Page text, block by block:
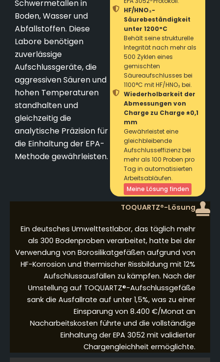
Schwermetallen in
Boden, Wasser und
Abfallstoffen. Diese
Labore benötigen
zuverlässige
Aufschlussgeräte, die
aggressiven Säuren und
hohen Temperaturen
standhalten und
gleichzeitig die
analytische Präzision für
die Einhaltung der EPA-
Methode gewährleisten.
HF/HNO₃-
Säurebeständigkeit
unter 1200°C
Behält seine strukturelle
Integrität nach mehr als
500 Zyklen eines
gemischten
Säureaufschlusses bei
1100°C mit HF/HNO₃ bei.
Wiederholbarkeit der
Abmessungen von
Charge zu Charge ±0,1
mm
Gewährleistet eine
gleichbleibende
Aufschlusseffizienz bei
mehr als 100 Proben pro
Tag in automatisierten
Arbeitsabläufen.
Meine Lösung finden
TOQUARTZ®-Lösung
Ein deutsches Umwelttestlabor, das täglich mehr
als 300 Bodenproben verarbeitet, hatte bei der
Verwendung von Borosilikatgefäßen aufgrund von
HF-Korrosion und thermischer Rissbildung mit 12%
Aufschlussausfällen zu kämpfen. Nach der
Umstellung auf TOQUARTZ®-Aufschlussgefäße
sank die Ausfallrate auf unter 1,5%, was zu einer
Einsparung von 8.400 €/Monat an
Nacharbeitskosten führte und die vollständige
Einhaltung der EPA 3052 mit validierter
Chargengleichheit ermöglichte.